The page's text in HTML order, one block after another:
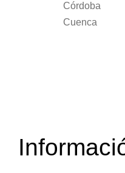
Córdoba
Cuenca